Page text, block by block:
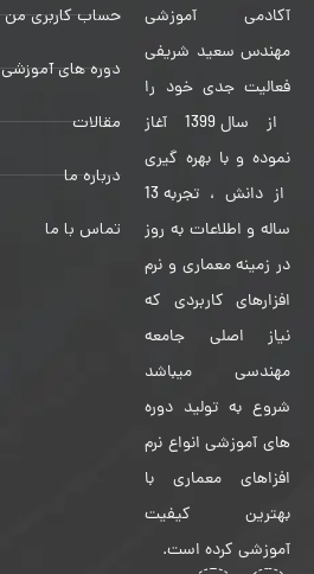
آکادمی آموزشی
مهندس سعید شریفی
فعالیت جدی خود را
از سال 1399 آغاز
نموده و با بهره گیری
از دانش ، تجربه 13
ساله و اطلاعات به روز
در زمینه معماری و نرم
افزارهای کاربردی که
نیاز اصلی جامعه
مهندسی میباشد
شروع به تولید دوره
های آموزشی انواع نرم
افزاهای معماری با
بهترین کیفیت
آموزشی کرده است.
حساب کاربری من
دوره های آموزشی
مقالات
درباره ما
تماس با ما